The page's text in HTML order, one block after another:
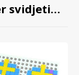
svidjeti…